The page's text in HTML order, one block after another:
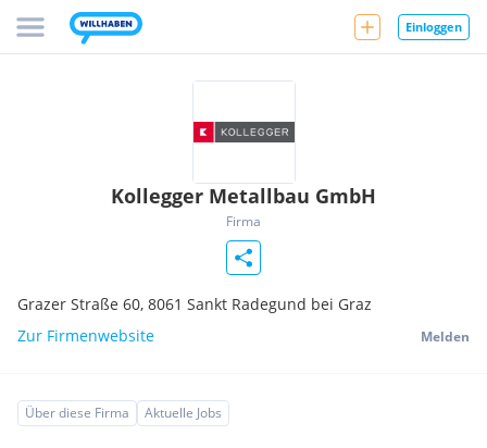
Einloggen
Kollegger Metallbau GmbH
Firma
Grazer Straße 60, 8061 Sankt Radegund bei Graz
Zur Firmenwebsite
Melden
Über diese Firma Aktuelle Jobs